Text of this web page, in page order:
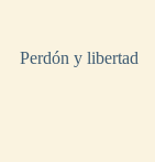
Perdón y libertad